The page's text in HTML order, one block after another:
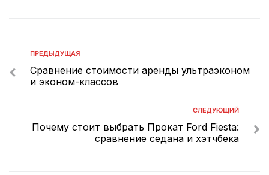
ПРЕДЫДУЩАЯ
Сравнение стоимости аренды ультраэконом
и эконом-классов
СЛЕДУЮЩИЙ
Почему стоит выбрать Прокат Ford Fiesta:
сравнение седана и хэтчбека